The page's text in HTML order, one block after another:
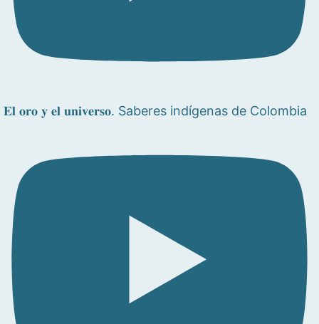
𝐄𝐥 𝐨𝐫𝐨 𝐲 𝐞𝐥 𝐮𝐧𝐢𝐯𝐞𝐫𝐬𝐨. Saberes indígenas de Colombia